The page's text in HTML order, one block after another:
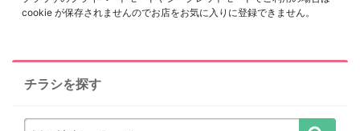
cookie が保存されませんのでお店をお気に入りに登録できません。
チラシを探す